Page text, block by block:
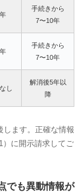
手続きから
7〜10年
手続きから
7〜10年
し
解消後5年以
降
ます。正確な情報
）に開示請求してご
でも異動情報が